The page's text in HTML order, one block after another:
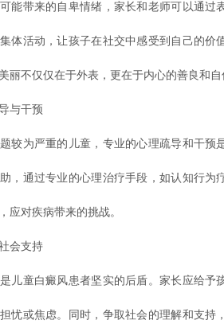
带来的自卑情绪，家长和老师可以通过
体活动，让孩子在社交中感受到自己的价
丽不仅仅在于外表，更在于内心的善良和自
与干预
为严重的儿童，专业的心理疏导和干预
，通过专业的心理治疗手段，如认知行为
应对疾病带来的挑战。
会支持
童白癜风患者坚实的后盾。家长应给予
忧或焦虑。同时，争取社会的理解和支持